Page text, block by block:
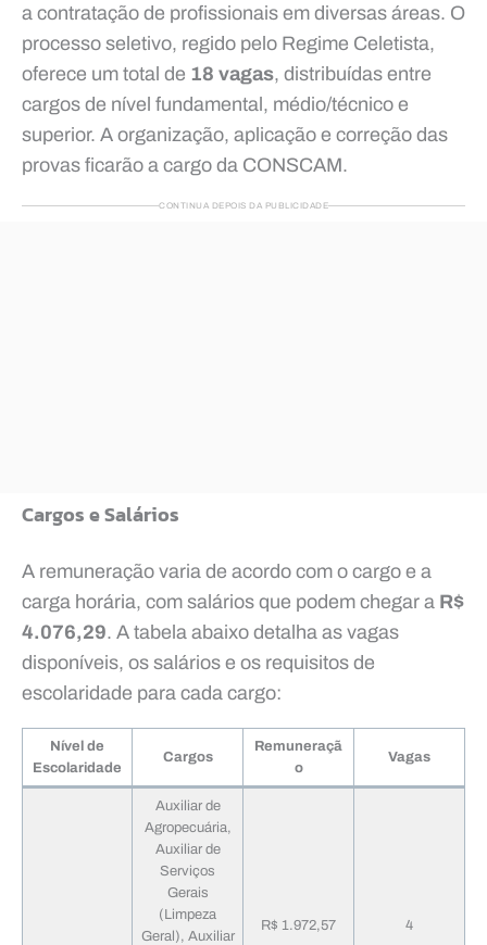
a contratação de profissionais em diversas áreas. O
processo seletivo, regido pelo Regime Celetista,
oferece um total de 18 vagas, distribuídas entre
cargos de nível fundamental, médio/técnico e
superior. A organização, aplicação e correção das
provas ficarão a cargo da CONSCAM.
CONTINUA DEPOIS DA PUBLICIDADE
Cargos e Salários
A remuneração varia de acordo com o cargo e a
carga horária, com salários que podem chegar a R$
4.076,29. A tabela abaixo detalha as vagas
disponíveis, os salários e os requisitos de
escolaridade para cada cargo:
Nível de
Escolaridade
Cargos
Remuneraçã
o
Vagas
Auxiliar de
Agropecuária,
Auxiliar de
Serviços
Gerais
(Limpeza
Geral), Auxiliar
R$ 1.972,57 4